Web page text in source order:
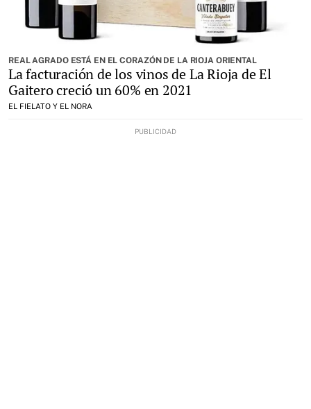
REAL AGRADO ESTÁ EN EL CORAZÓN DE LA RIOJA ORIENTAL
La facturación de los vinos de La Rioja de El
Gaitero creció un 60% en 2021
EL FIELATO Y EL NORA